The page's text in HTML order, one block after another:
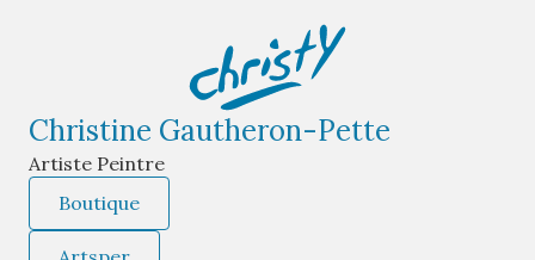
Christine Gautheron-Pette
Artiste Peintre
Boutique